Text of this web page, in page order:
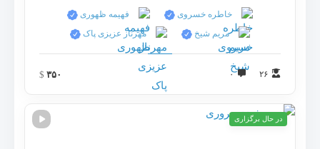
خاطره خسروی
فهیمه ظهوری
مریم شیخ
مهرناز عزیزی پاک
۲۶ ۰ ۳۵۰ $
در حال برگزاری